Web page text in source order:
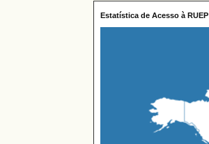
Estatística de Acesso à RUEP